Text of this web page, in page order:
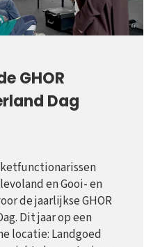
GHOR
Dag
en Gooi- en
de jaarlijkse GHOR
Dit jaar op een
locatie: Landgoed